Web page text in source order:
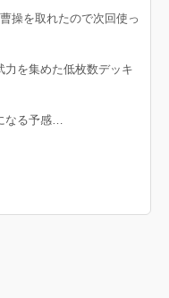
操を取れたので次回使っ
を集めた低枚数デッキ
なる予感…